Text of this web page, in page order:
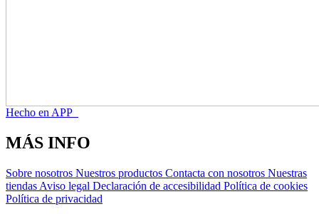
Hecho en APP_
MÁS INFO
Sobre nosotros Nuestros productos Contacta con nosotros Nuestras
tiendas Aviso legal Declaración de accesibilidad Política de cookies
Política de privacidad